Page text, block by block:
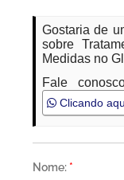
Gostaria de
sobre
Medidas no
Fale
Clicando
Nome: *